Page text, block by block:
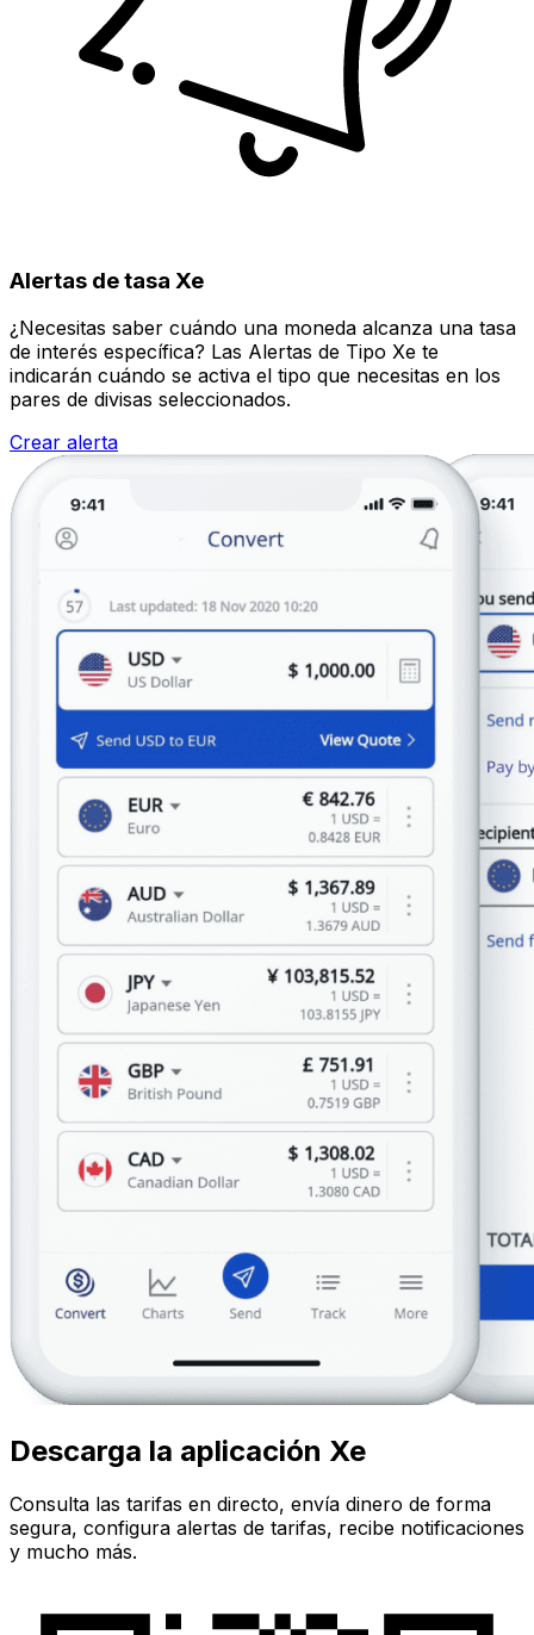
Alertas de tasa Xe
¿Necesitas saber cuándo una moneda alcanza una tasa
de interés específica? Las Alertas de Tipo Xe te
indicarán cuándo se activa el tipo que necesitas en los
pares de divisas seleccionados.
Crear alerta
Descarga la aplicación Xe
Consulta las tarifas en directo, envía dinero de forma
segura, configura alertas de tarifas, recibe notificaciones
y mucho más.